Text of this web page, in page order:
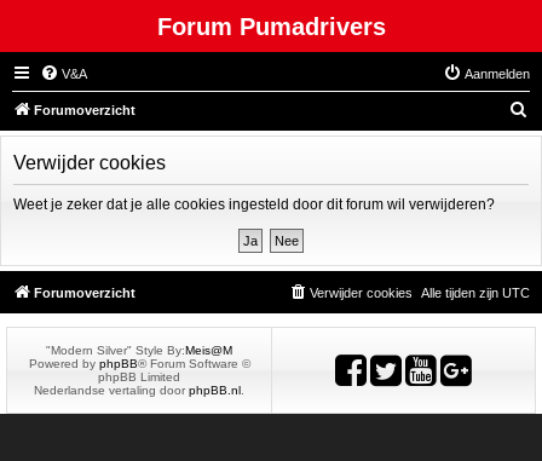
Forum Pumadrivers
V&A Aanmelden
Forumoverzicht
o
Verwijder cookies
Weet je zeker dat je alle cookies ingesteld door dit forum wil verwijderen?
Forumoverzicht Alle tijden zijn UTC
Verwijder cookies
"Modern Silver" Style By:Meis@M
Powered by phpBB® Forum Software ©
phpBB Limited
Nederlandse vertaling doorphpBB.nl